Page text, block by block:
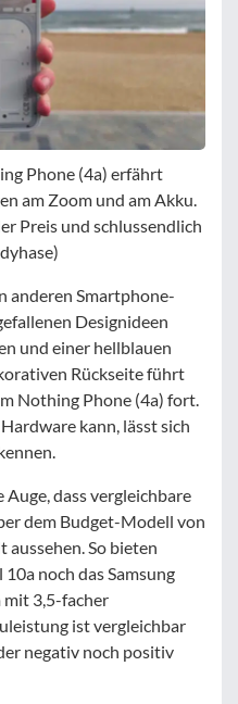
Phone (4a) erfährt
am Zoom und am Akku.
Preis und schlussendlich
anderen Smartphone-
Designideen
und einer hellblauen
Rückseite führt
Nothing Phone (4a) fort.
kann, lässt sich
dass vergleichbare
dem Budget-Modell von
So bieten
noch das Samsung
3,5-facher
ist vergleichbar
negativ noch positiv